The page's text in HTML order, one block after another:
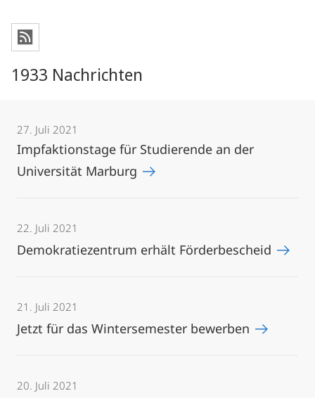
1933 Nachrichten
27. Juli 2021
Impfaktionstage für Studierende an der
Universität Marburg
22. Juli 2021
Demokratiezentrum erhält Förderbescheid
21. Juli 2021
Jetzt für das Wintersemester bewerben
20. Juli 2021